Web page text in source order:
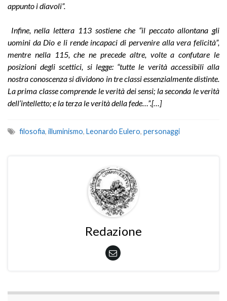
appunto i diavoli”.
Infine, nella lettera 113 sostiene che “il peccato allontana gli
uomini da Dio e li rende incapaci di pervenire alla vera felicità”,
mentre nella 115, che ne precede altre, volte a confutare le
posizioni degli scettici, si legge: “tutte le verità accessibili alla
nostra conoscenza si dividono in tre classi essenzialmente distinte.
La prima classe comprende le verità dei sensi; la seconda le verità
dell’intelletto; e la terza le verità della fede…”.[…]
filosofia, illuminismo, Leonardo Eulero, personaggi
Redazione